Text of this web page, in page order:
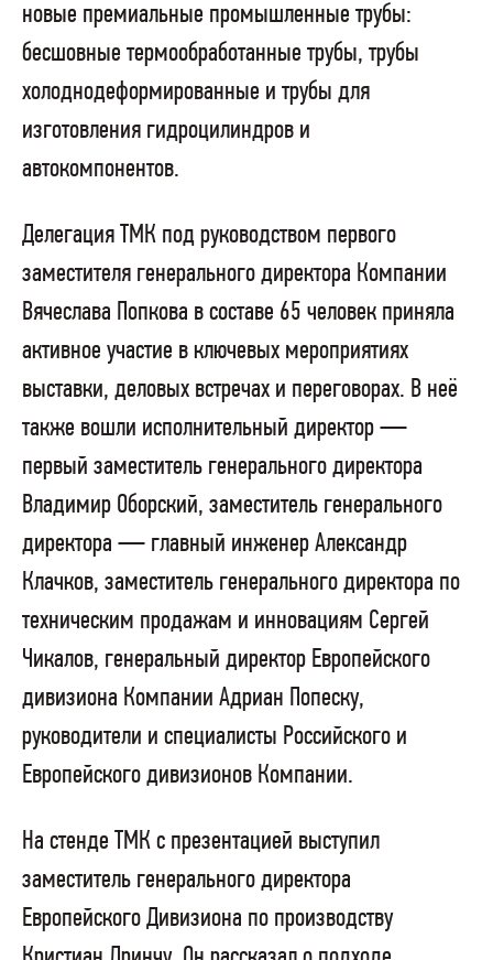
новые премиальные промышленные трубы:
бесшовные термообработанные трубы, трубы
холоднодеформированные и трубы для
изготовления гидроцилиндров и
автокомпонентов.
Делегация ТМК под руководством первого
заместителя генерального директора Компании
Вячеслава Попкова в составе 65 человек приняла
активное участие в ключевых мероприятиях
выставки, деловых встречах и переговорах. В неё
также вошли исполнительный директор —
первый заместитель генерального директора
Владимир Оборский, заместитель генерального
директора — главный инженер Александр
Клачков, заместитель генерального директора по
техническим продажам и инновациям Сергей
Чикалов, генеральный директор Европейского
дивизиона Компании Адриан Попеску,
руководители и специалисты Российского и
Европейского дивизионов Компании.
На стенде ТМК с презентацией выступил
заместитель генерального директора
Европейского Дивизиона по производству